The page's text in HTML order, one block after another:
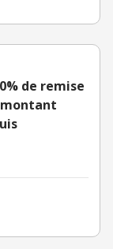
de remise
montant